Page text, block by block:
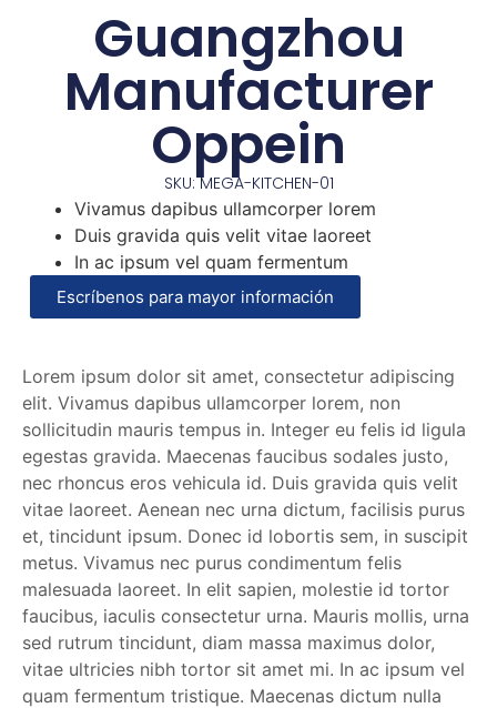
Guangzhou
Manufacturer
Oppein
SKU: MEGA-KITCHEN-01
Vivamus dapibus ullamcorper lorem
Duis gravida quis velit vitae laoreet
In ac ipsum vel quam fermentum
Escríbenos para mayor información
Lorem ipsum dolor sit amet, consectetur adipiscing
elit. Vivamus dapibus ullamcorper lorem, non
sollicitudin mauris tempus in. Integer eu felis id ligula
egestas gravida. Maecenas faucibus sodales justo,
nec rhoncus eros vehicula id. Duis gravida quis velit
vitae laoreet. Aenean nec urna dictum, facilisis purus
et, tincidunt ipsum. Donec id lobortis sem, in suscipit
metus. Vivamus nec purus condimentum felis
malesuada laoreet. In elit sapien, molestie id tortor
faucibus, iaculis consectetur urna. Mauris mollis, urna
sed rutrum tincidunt, diam massa maximus dolor,
vitae ultricies nibh tortor sit amet mi. In ac ipsum vel
quam fermentum tristique. Maecenas dictum nulla